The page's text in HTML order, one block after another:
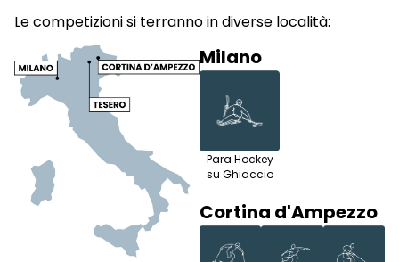
Le competizioni si terranno in diverse località:
Milano
Para Hockey
su Ghiaccio
Cortina d'Ampezzo